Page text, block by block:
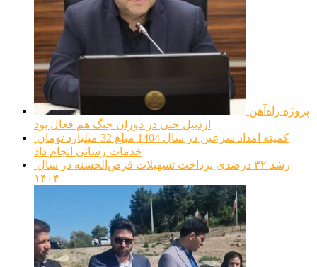
اردبیل حتی در دوران جنگ هم فعال بود
خدمات رسانی انجام داد
۱۴۰۴